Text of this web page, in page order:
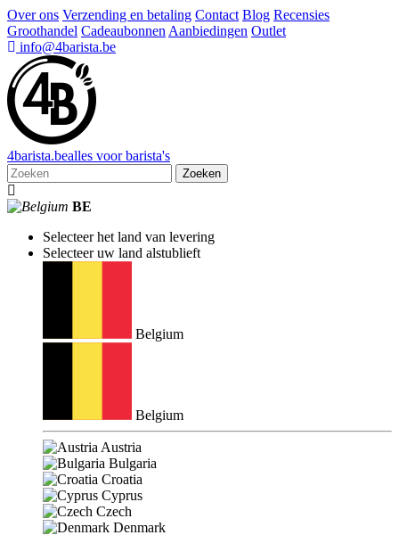
Over ons Verzending en betaling Contact Blog Recensies
Groothandel Cadeaubonnen Aanbiedingen Outlet
info@4barista.be
4barista.bealles voor barista's
Zoeken
BE
Selecteer het land van levering
Selecteer uw land alstublieft
Belgium
Belgium
Austria
Bulgaria
Croatia
Cyprus
Czech
Denmark